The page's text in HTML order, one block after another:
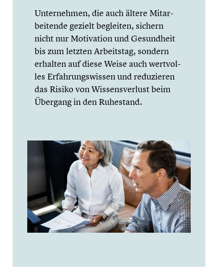
Unter­neh­men, die auch ältere Mitar­
bei­tende gezielt begleiten, sichern
nicht nur Motiva­tion und Gesund­heit
bis zum letzten Arbeits­tag, sondern
erhalten auf diese Weise auch wertvol­
les Erfah­rungs­wis­sen und reduzie­ren
das Risiko von Wissens­ver­lust beim
Übergang in den Ruhestand.